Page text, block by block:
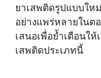
ยาเสพติดรูปแบบใ
อย่างแพร่หลายในต
เสนอเพื่อย้ำเตือนใ
เสพติดประเภทนี้